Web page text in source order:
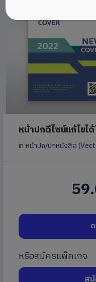
หน้าปกดีไซน์แก้ไขไ
in หน้าปก/ปกหนังสือ
หรือสมัครแพ็คเกจ